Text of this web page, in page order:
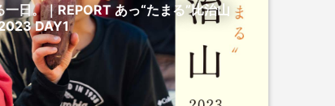
日。｜REPORT あっ“たまる”比治山
DAY1